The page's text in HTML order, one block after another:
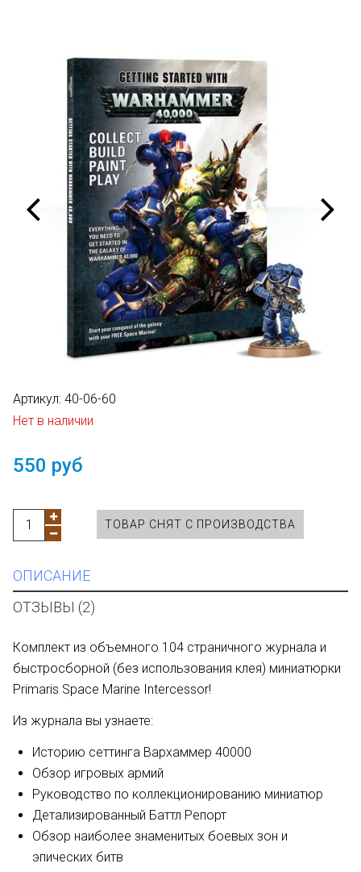
Артикул: 40-06-60
Нет в наличии
550 руб
ТОВАР СНЯТ С ПРОИЗВОДСТВА
ОПИСАНИЕ
ОТЗЫВЫ (2)
Комплект из объемного 104 страничного журнала и
быстросборной (без использования клея) миниатюрки
Primaris Space Marine Intercessor!
Из журнала вы узнаете:
Историю сеттинга Вархаммер 40000
Обзор игровых армий
Руководство по коллекционированию миниатюр
Детализированный Баттл Репорт
Обзор наиболее знаменитых боевых зон и
эпических битв